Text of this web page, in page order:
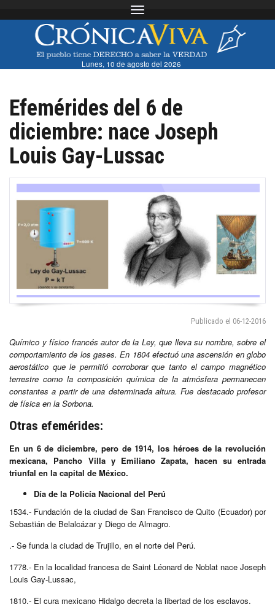
Toggle navigation
Lunes, 10 de agosto del 2026
Efemérides del 6 de
diciembre: nace Joseph
Louis Gay-Lussac
Publicado el 06-12-2016
Químico y físico francés autor de la Ley, que lleva su nombre, sobre el
comportamiento de los gases. En 1804 efectuó una ascensión en globo
aerostático que le permitió corroborar que tanto el campo magnético
terrestre como la composición química de la atmósfera permanecen
constantes a partir de una determinada altura. Fue destacado profesor
de física en la Sorbona.
Otras efemérides:
En un 6 de diciembre, pero de 1914, los héroes de la revolución
mexicana, Pancho Villa y Emiliano Zapata, hacen su entrada
triunfal en la capital de México.
Día de la Policía Nacional del Perú
1534.- Fundación de la ciudad de San Francisco de Quito (Ecuador) por
Sebastián de Belalcázar y Diego de Almagro.
.- Se funda la ciudad de Trujillo, en el norte del Perú.
1778.- En la localidad francesa de Saint Léonard de Noblat nace Joseph
Louis Gay-Lussac,
1810.- El cura mexicano Hidalgo decreta la libertad de los esclavos.